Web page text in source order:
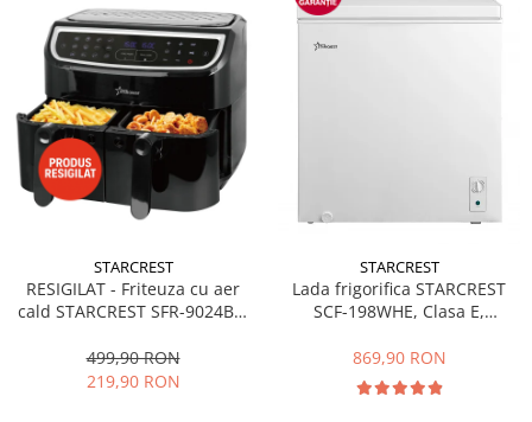
STARCREST
RESIGILAT - Friteuza cu aer
cald STARCREST SFR-9024BK,
Termostat 80 - 200 °C, 12
programe, Negru
499,90 RON
219,90 RON
STARCREST
Lada frigorifica STARCREST
SCF-198WHE, Clasa E,
convertibil - functie frigider,
Termostat reglabil, Alb
869,90 RON